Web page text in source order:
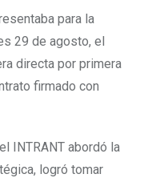
para la
29 de agosto, el
directa por primera
firmado con
INTRANT abordó la
logró tomar